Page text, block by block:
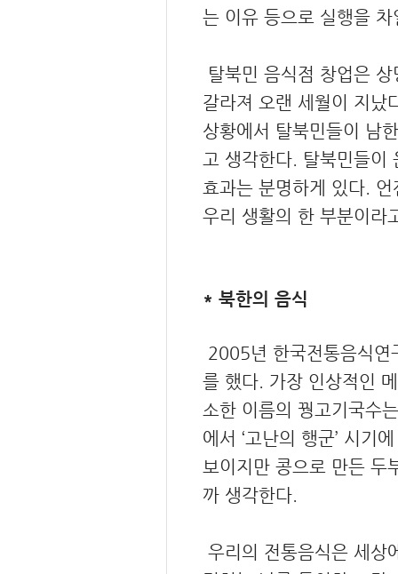
는 이유 등으로 실행을
탈북민 음식점 창업은
갈라져 오랜 세월이 지났
상황에서 탈북민들이 남
고 생각한다. 탈북민들이
효과는 분명하게 있다.
우리 생활의 한 부분이라
* 북한의 음식
2005년 한국전통음식연
를 했다. 가장 인상적인
소한 이름의 꿩고기국수
에서 ‘고난의 행군’ 시기
보이지만 콩으로 만든 두
까 생각한다.
우리의 전통음식은 세상